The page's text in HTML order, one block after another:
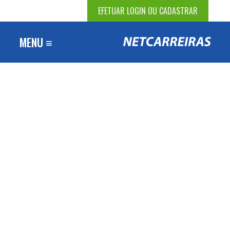
EFETUAR LOGIN OU CADASTRAR
MENU ≡